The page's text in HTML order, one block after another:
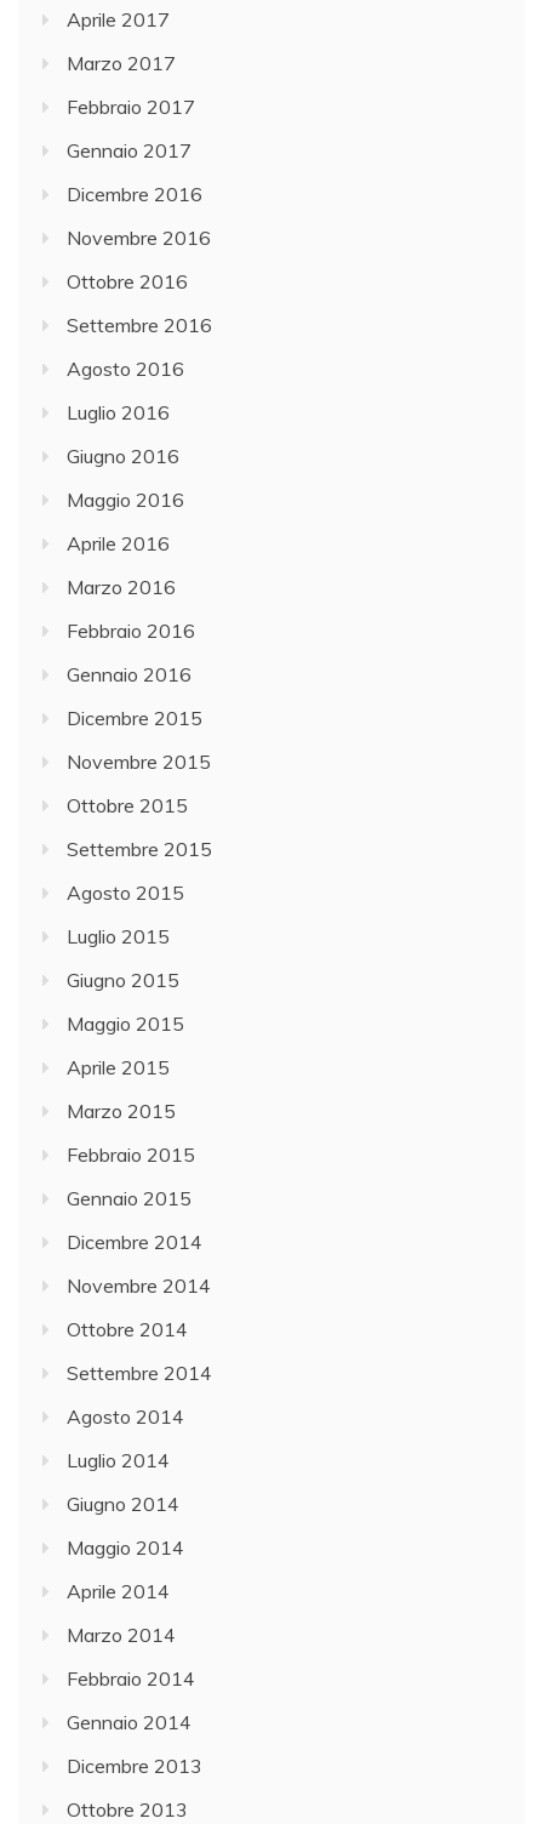
Aprile 2017
Marzo 2017
Febbraio 2017
Gennaio 2017
Dicembre 2016
Novembre 2016
Ottobre 2016
Settembre 2016
Agosto 2016
Luglio 2016
Giugno 2016
Maggio 2016
Aprile 2016
Marzo 2016
Febbraio 2016
Gennaio 2016
Dicembre 2015
Novembre 2015
Ottobre 2015
Settembre 2015
Agosto 2015
Luglio 2015
Giugno 2015
Maggio 2015
Aprile 2015
Marzo 2015
Febbraio 2015
Gennaio 2015
Dicembre 2014
Novembre 2014
Ottobre 2014
Settembre 2014
Agosto 2014
Luglio 2014
Giugno 2014
Maggio 2014
Aprile 2014
Marzo 2014
Febbraio 2014
Gennaio 2014
Dicembre 2013
Ottobre 2013